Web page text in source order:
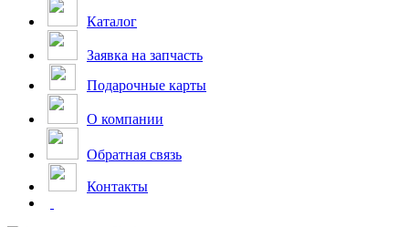
Каталог
Заявка на запчасть
Подарочные карты
О компании
Обратная связь
Контакты